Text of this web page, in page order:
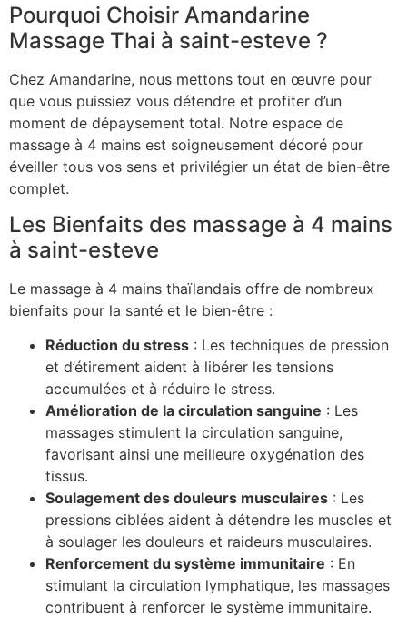
Pourquoi Choisir Amandarine
Massage Thai à saint-esteve ?
Chez Amandarine, nous mettons tout en œuvre pour
que vous puissiez vous détendre et profiter d’un
moment de dépaysement total. Notre espace de
massage à 4 mains est soigneusement décoré pour
éveiller tous vos sens et privilégier un état de bien-être
complet.
Les Bienfaits des massage à 4 mains
à saint-esteve
Le massage à 4 mains thaïlandais offre de nombreux
bienfaits pour la santé et le bien-être :
Réduction du stress : Les techniques de pression
et d’étirement aident à libérer les tensions
accumulées et à réduire le stress.
Amélioration de la circulation sanguine : Les
massages stimulent la circulation sanguine,
favorisant ainsi une meilleure oxygénation des
tissus.
Soulagement des douleurs musculaires : Les
pressions ciblées aident à détendre les muscles et
à soulager les douleurs et raideurs musculaires.
Renforcement du système immunitaire : En
stimulant la circulation lymphatique, les massages
contribuent à renforcer le système immunitaire.